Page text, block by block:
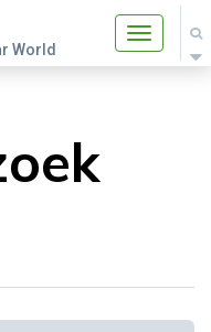
Toggle
World